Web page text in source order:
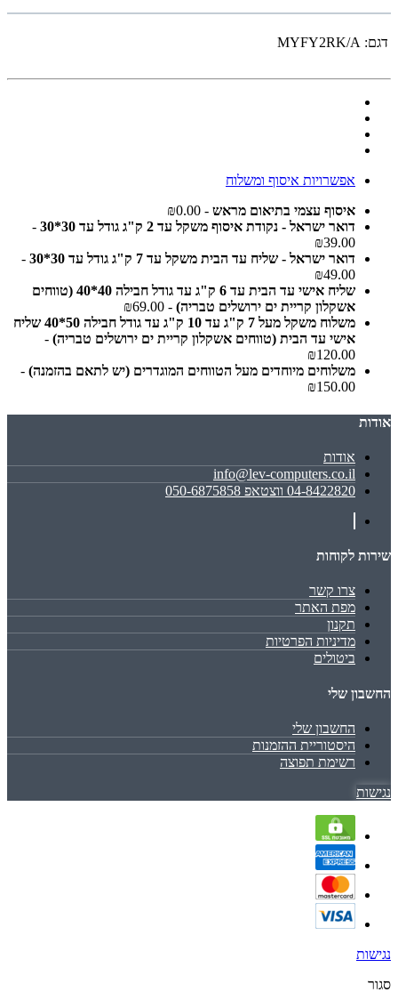
דגם: MYFY2RK/A
אפשרויות איסוף ומשלוח
איסוף עצמי בתיאום מראש - ₪0.00
דואר ישראל - נקודת איסוף משקל עד 2 ק"ג גודל עד 30*30
-
₪39.00
דואר ישראל - שליח עד הבית משקל עד 7 ק"ג גודל עד 30*30
-
₪49.00
שליח אישי עד הבית עד 6 ק"ג עד גודל חבילה 40*40 (טווחים
אשקלון קריית ים ירושלים טבריה) - ₪69.00
משלוח משקל מעל 7 ק"ג עד 10 ק"ג עד גודל חבילה 50*40 שליח
אישי עד הבית (טווחים אשקלון קריית ים ירושלים טבריה) -
₪120.00
משלוחים מיוחדים מעל הטווחים המוגדרים (יש לתאם בהזמנה) -
₪150.00
אודות
אודות
info@lev-computers.co.il
04-8422820 ווצטאפ 050-6875858
שירות לקוחות
צרו קשר
מפת האתר
תקנון
מדיניות הפרטיות
ביטולים
החשבון שלי
החשבון שלי
היסטוריית ההזמנות
רשימת תפוצה
נגישות
נגישות
סגור